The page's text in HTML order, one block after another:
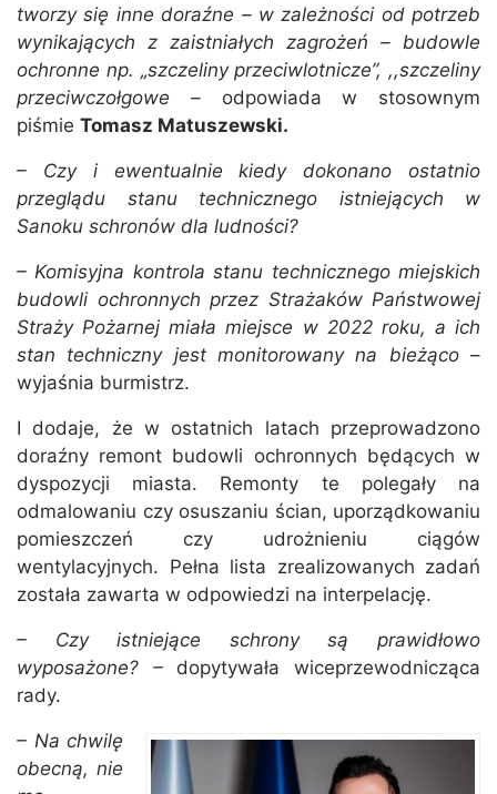
tworzy się inne doraźne – w zależności od potrzeb
wynikających z zaistniałych zagrożeń – budowle
ochronne np. „szczeliny przeciwlotnicze”, ,,szczeliny
przeciwczołgowe –odpowiada w stosownym
piśmie Tomasz Matuszewski.
– Czy i ewentualnie kiedy dokonano ostatnio
przeglądu stanu technicznego istniejących w
Sanoku schronów dla ludności?
– Komisyjna kontrola stanu technicznego miejskich
budowli ochronnych przez Strażaków Państwowej
Straży Pożarnej miała miejsce w 2022 roku, a ich
stan techniczny jest monitorowany na bieżąco–
wyjaśnia burmistrz.
I dodaje, że w ostatnich latach przeprowadzono
doraźny remont budowli ochronnych będących w
dyspozycji miasta. Remonty te polegały na
odmalowaniu czy osuszaniu ścian, uporządkowaniu
pomieszczeń czy udrożnieniu ciągów
wentylacyjnych. Pełna lista zrealizowanych zadań
została zawarta w odpowiedzi na interpelację.
– Czy istniejące schrony są prawidłowo
wyposażone? –dopytywała wiceprzewodnicząca
rady.
– Na chwilę
obecną, nie